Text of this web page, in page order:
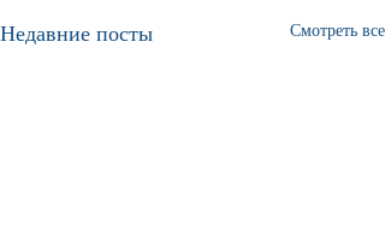
Недавние посты Смотреть все